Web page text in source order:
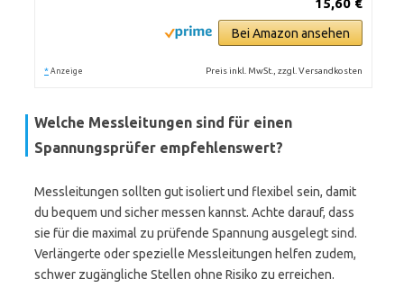
15,60 €
Bei Amazon ansehen
* Anzeige Preis inkl. MwSt., zzgl. Versandkosten
Welche Messleitungen sind für einen
Spannungsprüfer empfehlenswert?
Messleitungen sollten gut isoliert und flexibel sein, damit
du bequem und sicher messen kannst. Achte darauf, dass
sie für die maximal zu prüfende Spannung ausgelegt sind.
Verlängerte oder spezielle Messleitungen helfen zudem,
schwer zugängliche Stellen ohne Risiko zu erreichen.